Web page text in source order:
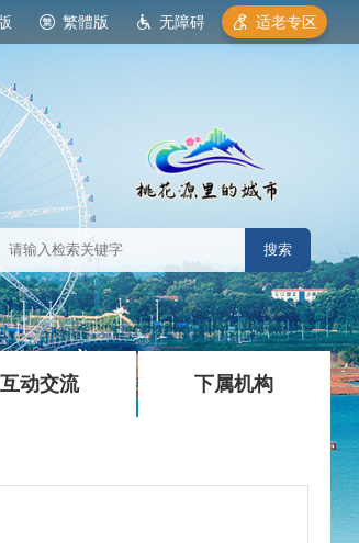
繁體版 无障碍 适老专区
互动交流
|
下属机构